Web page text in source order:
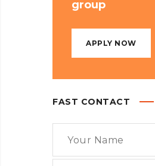
group
APPLY NOW
FAST CONTACT